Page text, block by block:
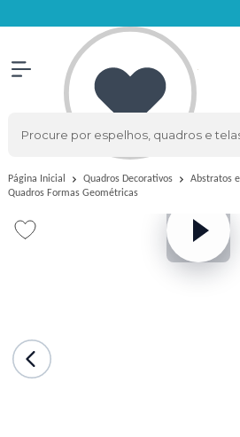
Página Inicial Quadros Decorativos
Abstratos
Quadros Formas Geométricas